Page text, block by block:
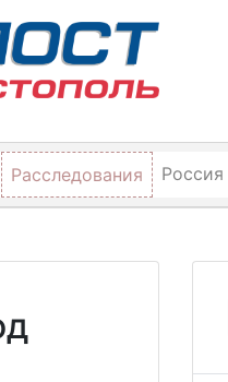
Расследования Россия